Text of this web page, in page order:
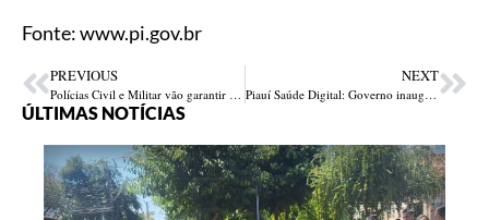
Fonte: www.pi.gov.br
PREVIOUS
Polícias Civil e Militar vão garantir a segurança durante o Piauí Pop
NEXT
Piauí Saúde Digital: Governo inaugura consultório para atendimento à população indígena em Piripiri
ÚLTIMAS NOTÍCIAS